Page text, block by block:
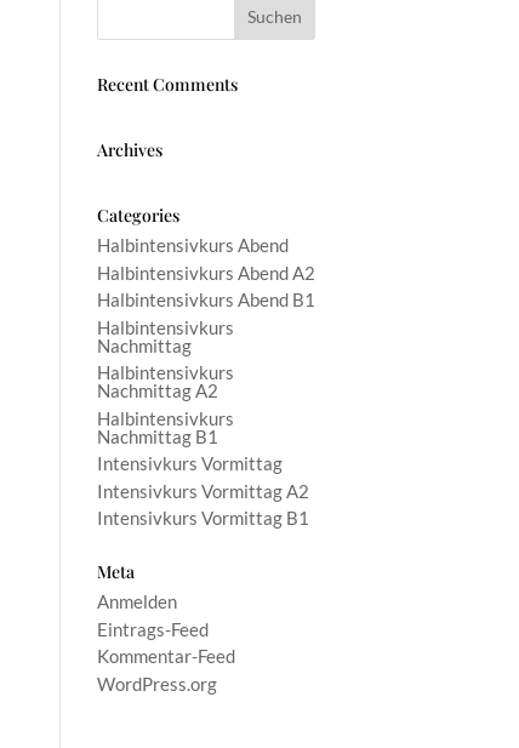
Recent Comments
Archives
Categories
Halbintensivkurs Abend
Halbintensivkurs Abend A2
Halbintensivkurs Abend B1
Halbintensivkurs
Nachmittag
Halbintensivkurs
Nachmittag A2
Halbintensivkurs
Nachmittag B1
Intensivkurs Vormittag
Intensivkurs Vormittag A2
Intensivkurs Vormittag B1
Meta
Anmelden
Eintrags-Feed
Kommentar-Feed
WordPress.org